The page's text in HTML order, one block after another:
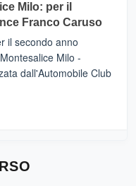
Milo: per il
Franco Caruso
il secondo anno
Milo -
dall'Automobile Club